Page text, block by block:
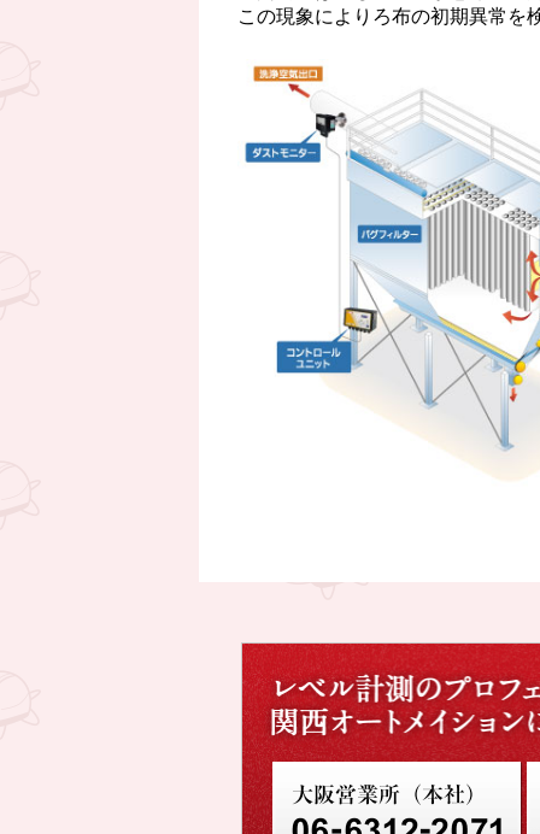
この現象によりろ布の初期異常を